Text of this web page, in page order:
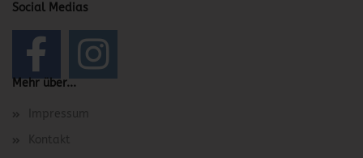
Social Medias
Mehr über...
Impressum
Kontakt